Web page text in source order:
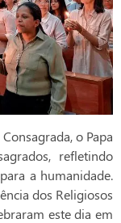
o Papa
refletindo
a humanidade.
dos Religiosos
este dia em